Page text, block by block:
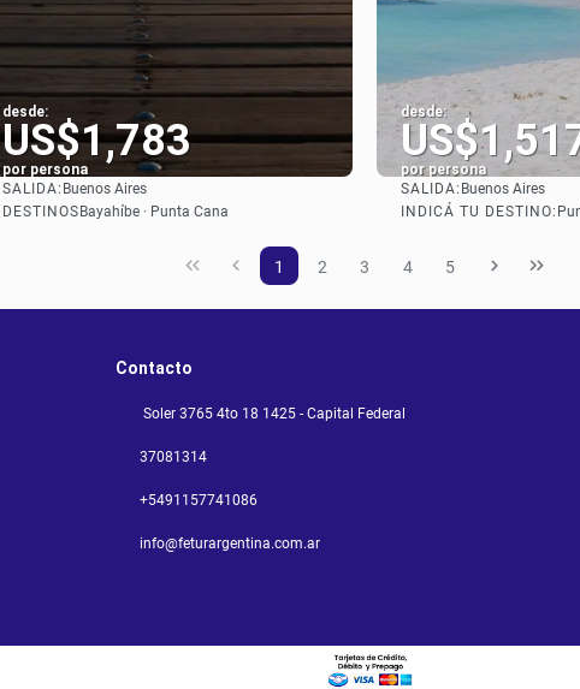
desde:
US$1,783
por persona
SALIDA: Buenos Aires
DESTINOS Bayahíbe · Punta Cana
desde:
por persona
SALIDA: Buenos Aires
INDICÁ TU DESTINO:
1 2 3 4 5
Contacto
Soler 3765 4to 18 1425 - Capital Federal
37081314
+5491157741086
info@feturargentina.com.ar